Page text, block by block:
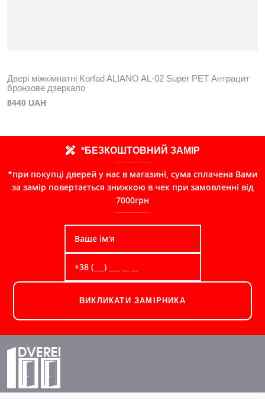
Двері міжкімнатні Korfad ALIANO AL-02 Super PET Антрацит
бронзове дзеркало
8440 UAH
*БЕЗКОШТОВНИЙ ЗАМІР
*при покупці дверей у нас в магазині, сума сплачена Вами
за замір повертається знижкою в чек при замовленні від
7000грн
ВИКЛИКАТИ ЗАМІРНИКА